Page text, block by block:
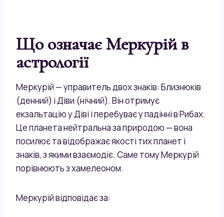
Що означає Меркурій в
астрології
Меркурій — управитель двох знаків: Близнюків
(денний) і Діви (нічний). Він отримує
екзальтацію у Діві і перебуває у падінні в Рибах.
Це планета нейтральна за природою — вона
посилює та відображає якості тих планет і
знаків, з якими взаємодіє. Саме тому Меркурій
порівнюють з хамелеоном.
Меркурій відповідає за: